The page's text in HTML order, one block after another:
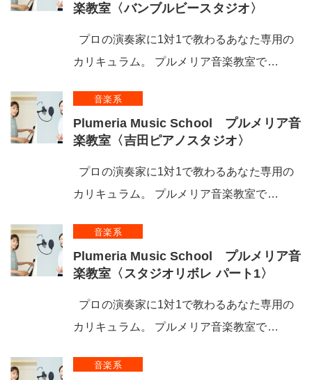
楽教室〈バンブルビースタジオ〉
プロの演奏家に1対1で教わるあなた専用の
カリキュラム。 プルメリア音楽教室で…
音楽系
Plumeria Music School プルメリア音
楽教室〈吉田ピアノスタジオ〉
プロの演奏家に1対1で教わるあなた専用の
カリキュラム。 プルメリア音楽教室で…
音楽系
Plumeria Music School プルメリア音
楽教室〈スタジオリボレ パート1〉
プロの演奏家に1対1で教わるあなた専用の
カリキュラム。 プルメリア音楽教室で…
音楽系